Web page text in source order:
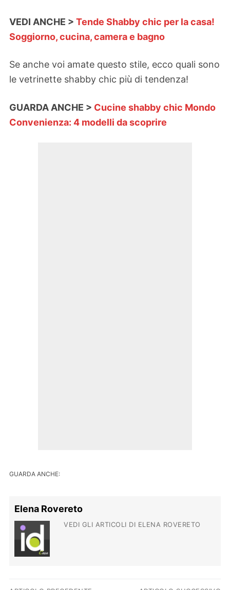
VEDI ANCHE > Tende Shabby chic per la casa!
Soggiorno, cucina, camera e bagno
Se anche voi amate questo stile, ecco quali sono
le vetrinette shabby chic più di tendenza!
GUARDA ANCHE > Cucine shabby chic Mondo
Convenienza: 4 modelli da scoprire
GUARDA ANCHE:
Elena Rovereto
VEDI GLI ARTICOLI DI ELENA ROVERETO